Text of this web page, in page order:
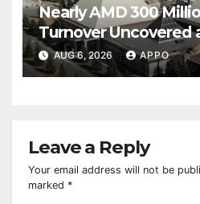
Nearly AMD 300
Turnover Uncovered
Owned
AUG 6, 2026 APPO
Leave a Reply
Your email address will not be
marked *